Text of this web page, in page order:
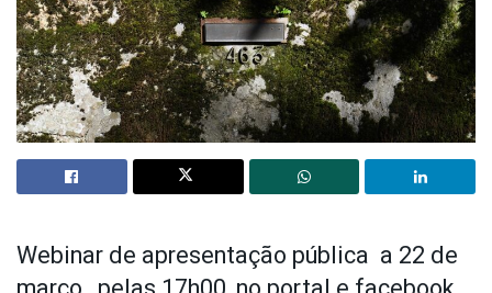
Webinar de apresentação pública a 22 de